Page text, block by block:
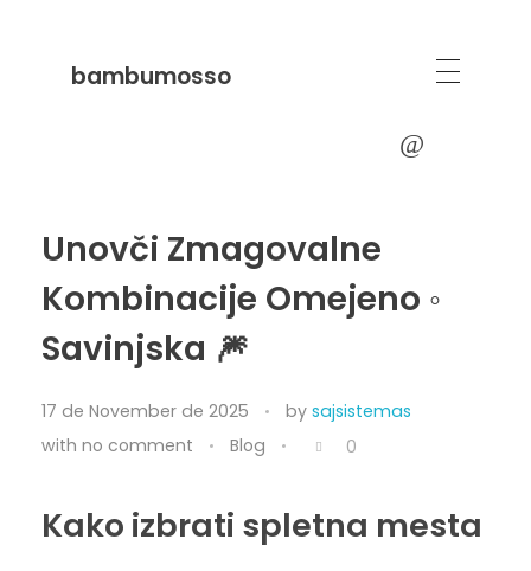
bambumosso
Unovči Zmagovalne
Kombinacije Omejeno ◦
Savinjska 🎆
17 de November de 2025 by sajsistemas
with no comment Blog 0
Kako izbrati spletna mesta